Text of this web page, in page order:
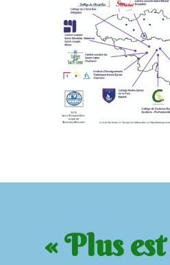
« Plus